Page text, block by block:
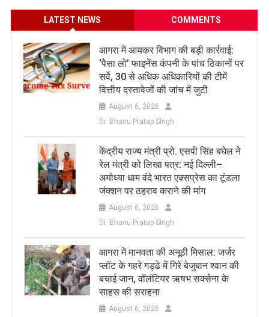
LATEST NEWS COMMENTS
आगरा में आयकर विभाग की बड़ी कार्रवाई:
‘पैसा लो’ फाइनेंस कंपनी के पांच ठिकानों पर
सर्वे, 30 से अधिक अधिकारियों की टीमें
वित्तीय दस्तावेजों की जांच में जुटी
August 6, 2026
Dr. Bhanu Pratap Singh
केंद्रीय राज्य मंत्री प्रो. एसपी सिंह बघेल ने
रेल मंत्री को लिखा पत्र: नई दिल्ली–
अयोध्या धाम वंदे भारत एक्सप्रेस का टूंडला
जंक्शन पर ठहराव कराने की मांग
August 6, 2026
Dr. Bhanu Pratap Singh
आगरा में मानवता की अनूठी मिसाल: जर्जर
प्लॉट के गहरे गड्ढे में गिरे बेजुबान श्वान की
बचाई जान, वॉलंटियर ऋषभ सक्सेना के
साहस की सराहना
August 6, 2026